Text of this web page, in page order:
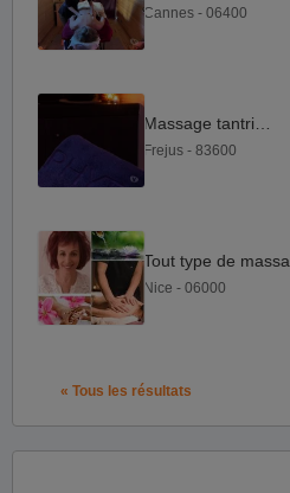
Cannes - 06400
Frejus - 83600
Nice - 06000
« Tous les résultats